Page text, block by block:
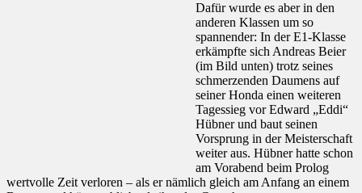
Dafür wurde es aber in den
anderen Klassen um so
spannender: In der E1-Klasse
erkämpfte sich Andreas Beier
(im Bild unten) trotz seines
schmerzenden Daumens auf
seiner Honda einen weiteren
Tagessieg vor Edward „Eddi“
Hübner und baut seinen
Vorsprung in der Meisterschaft
weiter aus. Hübner hatte schon
am Vorabend beim Prolog
wertvolle Zeit verloren – als er nämlich gleich am Anfang an einem